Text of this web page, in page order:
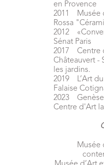
en Provence
2011 Musée
Rossa
2012
Sénat Paris
2017 Centre
Châteauvert -
les jardins.
2019 L’Art du
Falaise
2023
Centre d'Art
Musée